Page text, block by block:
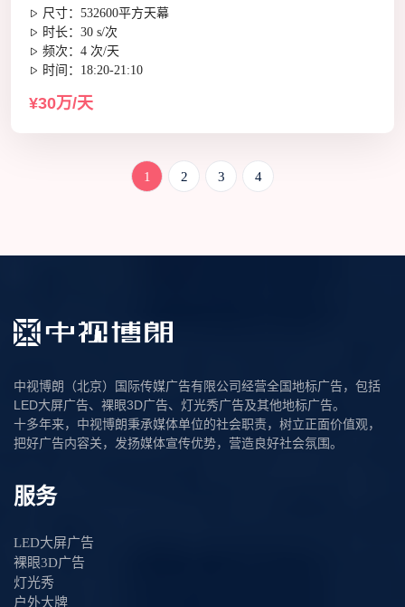
尺寸：532600平方天幕
时长：30 s/次
频次：4 次/天
时间：18:20-21:10
¥30万/天
1 2 3 4
中视博朗（北京）国际传媒广告有限公司经营全国地标广告，包括
LED大屏广告、裸眼3D广告、灯光秀广告及其他地标广告。
十多年来，中视博朗秉承媒体单位的社会职责，树立正面价值观，
把好广告内容关，发扬媒体宣传优势，营造良好社会氛围。
服务
LED大屏广告
裸眼3D广告
灯光秀
户外大牌